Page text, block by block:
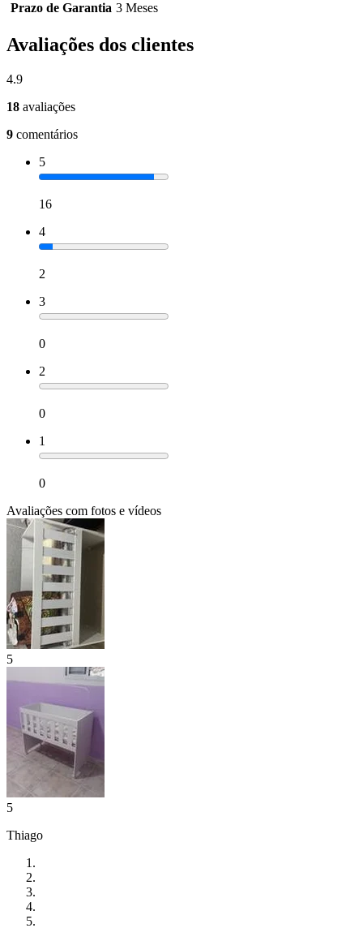
Prazo de Garantia 3 Meses
Avaliações dos clientes
4.9
18 avaliações
9 comentários
5
16
4
2
3
0
2
0
1
0
Avaliações com fotos e vídeos
5
5
Thiago